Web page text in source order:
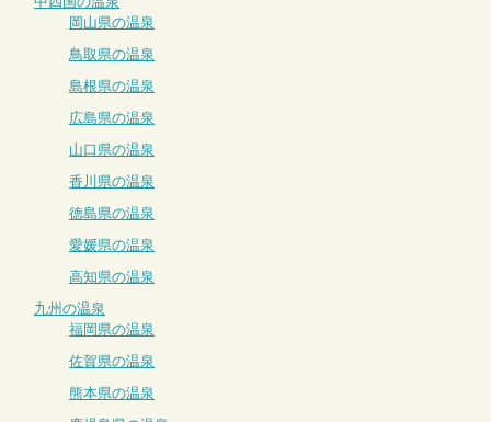
岡山県の温泉
鳥取県の温泉
島根県の温泉
広島県の温泉
山口県の温泉
香川県の温泉
徳島県の温泉
愛媛県の温泉
高知県の温泉
九州の温泉
福岡県の温泉
佐賀県の温泉
熊本県の温泉